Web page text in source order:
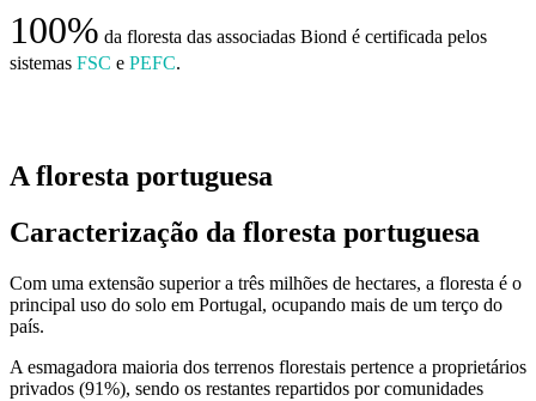
100% da floresta das associadas Biond é certificada pelos
sistemas FSC e PEFC.
A floresta portuguesa
Caracterização da floresta portuguesa
Com uma extensão superior a três milhões de hectares, a floresta é o
principal uso do solo em Portugal, ocupando mais de um terço do
país.
A esmagadora maioria dos terrenos florestais pertence a proprietários
privados (91%), sendo os restantes repartidos por comunidades